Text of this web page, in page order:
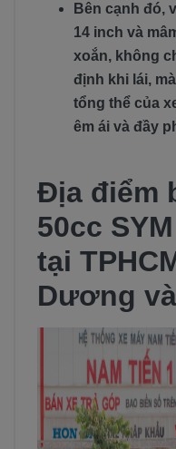
Bên cạnh đó,
14 inch và
xoắn, không
định khi lái,
tổng thể của
êm ái và đầy
Địa điểm
50cc
tại
Dương